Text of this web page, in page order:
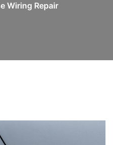
Wiring Repair